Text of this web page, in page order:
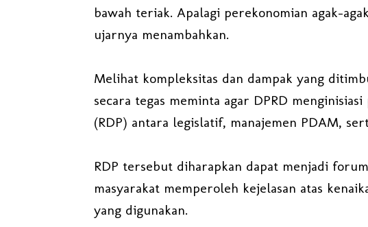
bawah teriak. Apalagi perekonomian agak-
ujarnya menambahkan.
Melihat kompleksitas dan dampak yang
secara tegas meminta agar DPRD
(RDP) antara legislatif, manajemen PDAM,
RDP tersebut diharapkan dapat menjadi
masyarakat memperoleh kejelasan atas
yang digunakan.